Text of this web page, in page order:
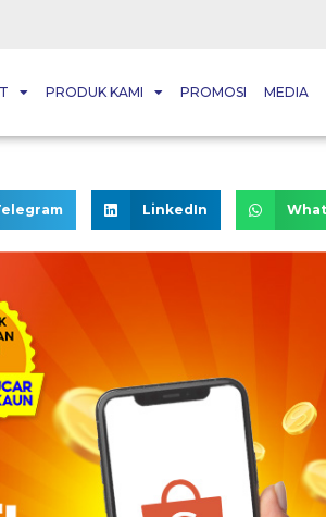
PRODUK KAMI PROMOSI MEDIA
LinkedIn